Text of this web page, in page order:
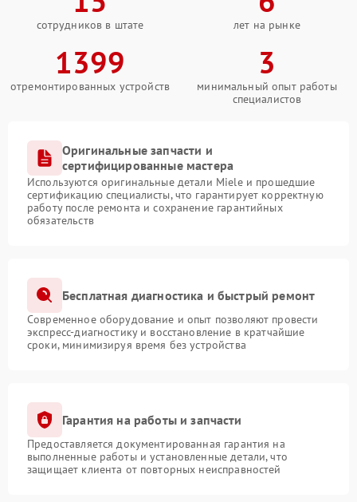
сотрудников в штате лет на рынке
1399
отремонтированных устройств
3
минимальный опыт работы
специалистов
Оригинальные запчасти и
сертифицированные мастера
Используются оригинальные детали Miele и прошедшие
сертификацию специалисты, что гарантирует корректную
работу после ремонта и сохранение гарантийных
обязательств
Бесплатная диагностика и быстрый ремонт
Современное оборудование и опыт позволяют провести
экспресс-диагностику и восстановление в кратчайшие
сроки, минимизируя время без устройства
Гарантия на работы и запчасти
Предоставляется документированная гарантия на
выполненные работы и установленные детали, что
защищает клиента от повторных неисправностей